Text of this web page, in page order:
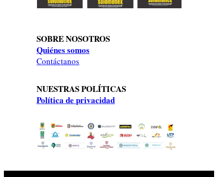
SOBRE NOSOTROS
Quiénes somos
Contáctanos
NUESTRAS POLÍTICAS
Política de privacidad